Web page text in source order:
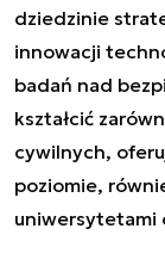
dziedzinie
innowacji
badań nad
kształcić
cywilnych,
poziomie,
uniwersytetami